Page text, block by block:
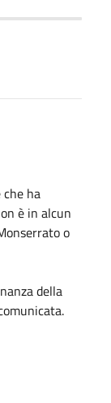
ha
è in alcun
o
della